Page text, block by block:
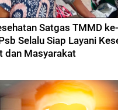
Satgas TMMD
Selalu Siap Layani
dan Masyarakat